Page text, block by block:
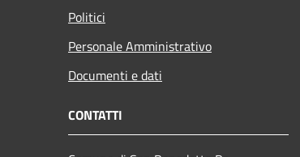
Politici
Personale Amministrativo
Documenti e dati
CONTATTI